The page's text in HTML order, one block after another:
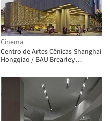
Cinema
Centro de Artes Cênicas Shanghai
Hongqiao / BAU Brearley